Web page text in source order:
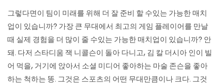
그렇다면이 팀이 미래를 위해 더 잘 준비 할 수있는 가능한 매치
업이 있습니까? 가장 큰 무대에서 최고의 게임 플레이어를 만날
때 실제 경험을 더 많이 줄 수있는 가능한 매치업이 있습니까? 안
돼. 다저 스타디움 잭 니콜슨이 돌아 다니고, 김 칼 더시아 인이 빌
어 먹을, 거기에 앉아서 소셜 미디어 좋아하는 마술 존슨을 좋아
하는 척하는 똥. 그것은 스포츠의 어떤 무대만큼이나 크다. 그것